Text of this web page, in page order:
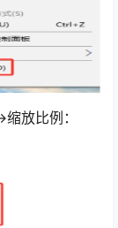
放比例：